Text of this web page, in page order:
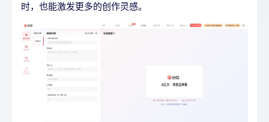
时，也能激发更多的创作灵感。